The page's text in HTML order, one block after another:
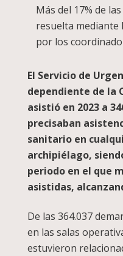
Más del 17% de
resuelta mediante
por los
El Servicio de
dependiente de la
asistió en 2023 a
precisaban
sanitario en
archipiélago,
periodo en el que
asistidas,
De las 364.037
en las salas
estuvieron